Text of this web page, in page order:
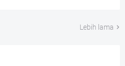
Lebih lama